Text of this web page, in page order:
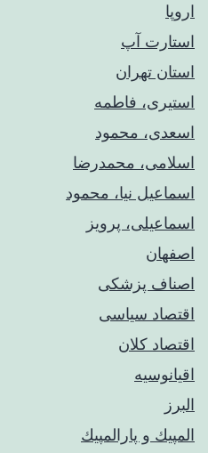
اروپا
استارت آپ
استان تهران
استیری، فاطمه
اسعدی، محمود
اسلامی، محمدرضا
اسماعیل نیا، محمود
اسماعیلی، پرویز
اصفهان
اصناف پزشکی
اقتصاد سیاسی
اقتصاد کلان
اقیانوسیه
البرز
المپيك و پارالمپيك